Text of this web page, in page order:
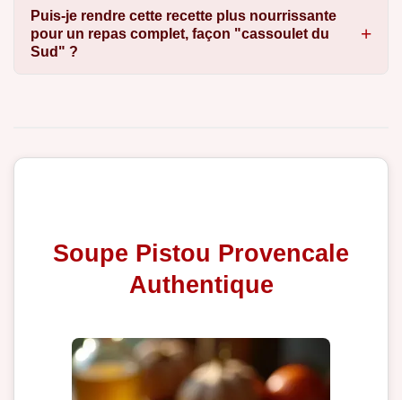
Puis-je rendre cette recette plus nourrissante
pour un repas complet, façon "cassoulet du
Sud" ?
Soupe Pistou Provencale
Authentique